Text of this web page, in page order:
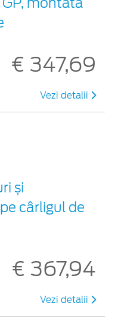
€ 347,69
Vezi detalii
și
cârligul de
€ 367,94
Vezi detalii